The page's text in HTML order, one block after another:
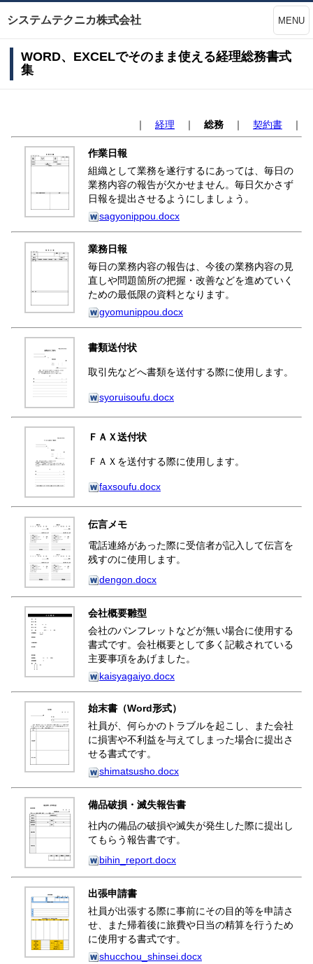
システムテクニカ株式会社 MENU
WORD、EXCELでそのまま使える経理総務書式
集
｜ 経理 ｜ 総務 ｜ 契約書 ｜
作業日報
組織として業務を遂行するにあっては、毎日の
業務内容の報告が欠かせません。毎日欠かさず
日報を提出させるようにしましょう。
sagyonippou.docx
業務日報
毎日の業務内容の報告は、今後の業務内容の見
直しや問題箇所の把握・改善などを進めていく
ための最低限の資料となります。
gyomunippou.docx
書類送付状
取引先などへ書類を送付する際に使用します。
syoruisoufu.docx
ＦＡＸ送付状
ＦＡＸを送付する際に使用します。
faxsoufu.docx
伝言メモ
電話連絡があった際に受信者が記入して伝言を
残すのに使用します。
dengon.docx
会社概要雛型
会社のパンフレットなどが無い場合に使用する
書式です。会社概要として多く記載されている
主要事項をあげました。
kaisyagaiyo.docx
始末書（Word形式）
社員が、何らかのトラブルを起こし、また会社
に損害や不利益を与えてしまった場合に提出さ
せる書式です。
shimatsusho.docx
備品破損・滅失報告書
社内の備品の破損や滅失が発生した際に提出し
てもらう報告書です。
bihin_report.docx
出張申請書
社員が出張する際に事前にその目的等を申請さ
せ、また帰着後に旅費や日当の精算を行うため
に使用する書式です。
shucchou_shinsei.docx